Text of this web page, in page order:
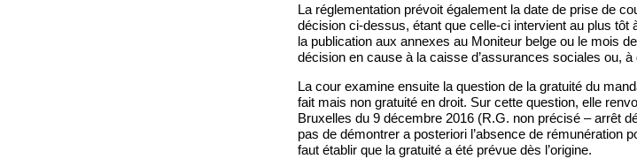
La réglementation prévoit également la date de prise de
décision ci-dessus, étant que celle-ci intervient au plus
la publication aux annexes au Moniteur belge ou le mois
décision en cause à la caisse d’assurances sociales ou, à
La cour examine ensuite la question de la gratuité du
fait mais non gratuité en droit. Sur cette question, elle
Bruxelles du 9 décembre 2016 (R.G. non précisé – arrêt
pas de démontrer a posteriori l’absence de rémunération
faut établir que la gratuité a été prévue dès l’origine.